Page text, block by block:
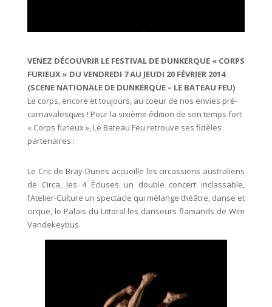
VENEZ DÉCOUVRIR LE FESTIVAL DE DUNKERQUE « CORPS
FURIEUX » DU VENDREDI 7 AU JEUDI 20 FÉVRIER 2014
(SCENE NATIONALE DE DUNKERQUE – LE BATEAU FEU)
Le corps, encore et toujours, au coeur de nos envies pré-
carnavalesques ! Pour la sixième édition de son temps fort
« Corps furieux », Le Bateau Feu retrouve ses fidèles
partenaires :
Le Cric de Bray-Dunes accueille les circassiens australiens
de Circa, les 4 Écluses un double concert inclassable,
l’Atelier-Culture un spectacle qui mélange théâtre, danse et
cirque, le Palais du Littoral les danseurs flamands de Wim
Vandekeybus.